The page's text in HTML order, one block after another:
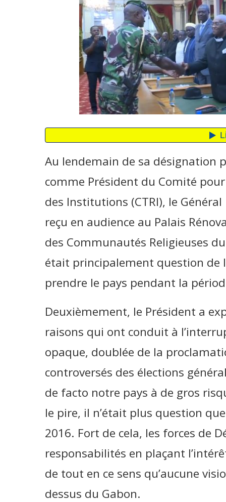
Au lendemain de sa désignation
comme Président du Comité
des Institutions (CTRI), le Général
reçu en audience au Palais
des Communautés Religieuses
était principalement question de
prendre le pays pendant la
Deuxièmement, le Président a
raisons qui ont conduit à
opaque, doublée de la
controversés des élections
de facto notre pays à de gros
le pire, il n’était plus question
2016. Fort de cela, les forces de
responsabilités en plaçant
de tout en ce sens qu’aucune
dessus du Gabon.